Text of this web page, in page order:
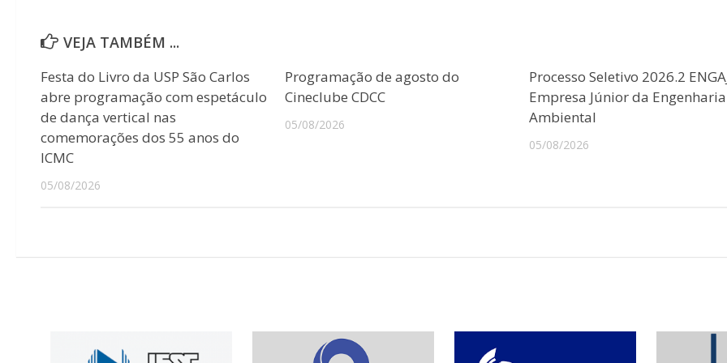
VEJA TAMBÉM ...
Festa do Livro da USP São Carlos
abre programação com espetáculo
de dança vertical nas
comemorações dos 55 anos do
ICMC
05/08/2026
Programação de agosto do
Cineclube CDCC
05/08/2026
Processo Seletivo 2026.2
Empresa Júnior da Engenharia
Ambiental
05/08/2026